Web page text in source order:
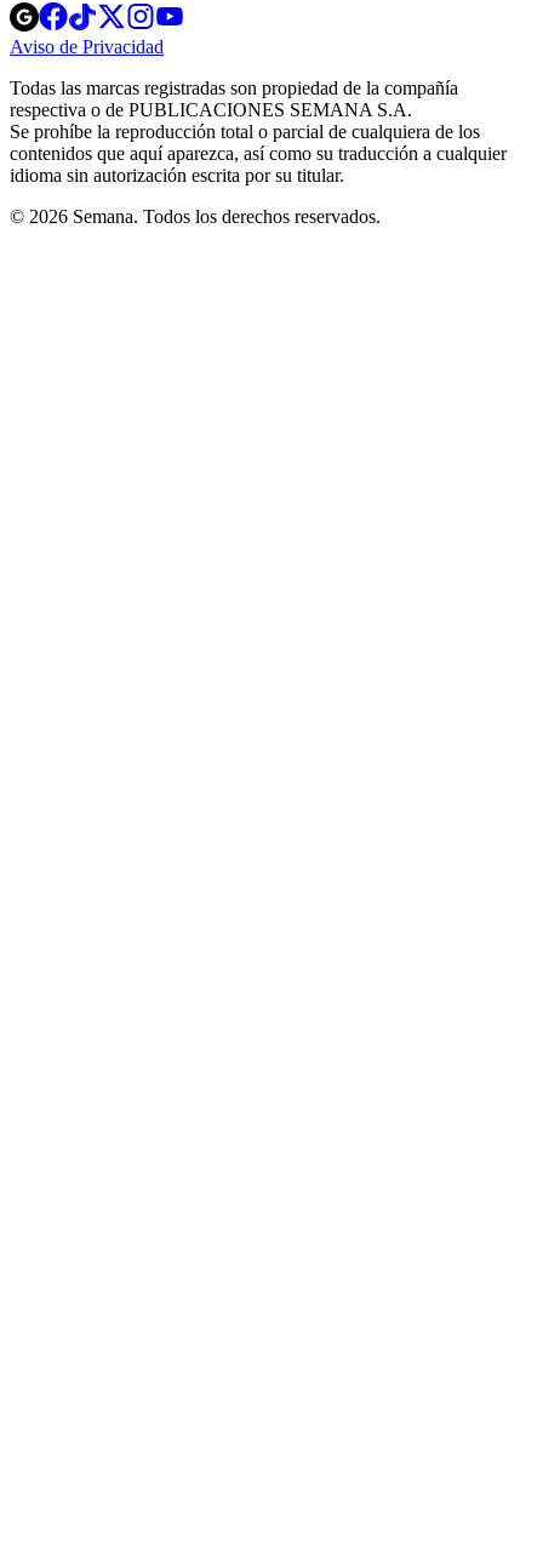
Opens
in
new
Opens
in
new
Opens
in
new
window
Opens
new
windowwindow
Aviso de Privacidad
new
window
Todas las marcas registradas son propiedad de la compañía
respectiva o de PUBLICACIONES SEMANA S.A.
Se prohíbe la reproducción total o parcial de cualquiera de los
contenidos que aquí aparezca, así como su traducción a cualquier
idioma sin autorización escrita por su titular.
© 2026 Semana. Todos los derechos reservados.